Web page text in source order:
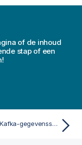
of de inhoud
stap of een
Apache Kafka-gegevensstroom